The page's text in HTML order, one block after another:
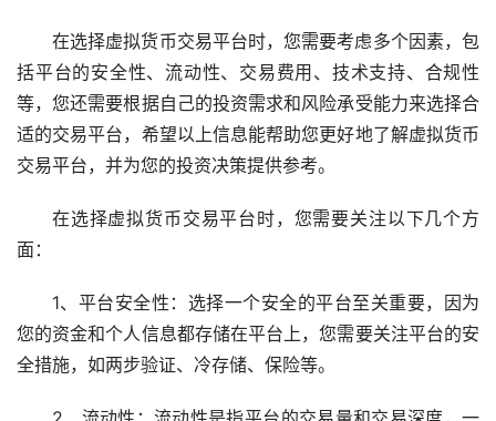
在选择虚拟货币交易平台时，您需要考虑多个因素，包
括平台的安全性、流动性、交易费用、技术支持、合规性
等，您还需要根据自己的投资需求和风险承受能力来选择合
适的交易平台，希望以上信息能帮助您更好地了解虚拟货币
交易平台，并为您的投资决策提供参考。
在选择虚拟货币交易平台时，您需要关注以下几个方
面：
1、平台安全性：选择一个安全的平台至关重要，因为
您的资金和个人信息都存储在平台上，您需要关注平台的安
全措施，如两步验证、冷存储、保险等。